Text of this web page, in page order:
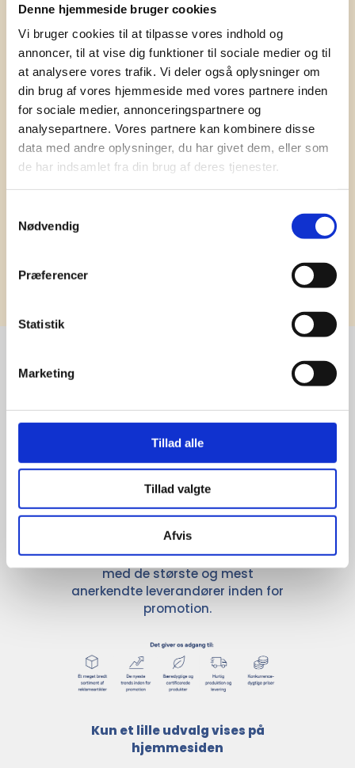
Denne hjemmeside bruger cookies
Vi bruger cookies til at tilpasse vores indhold og
annoncer, til at vise dig funktioner til sociale medier og til
at analysere vores trafik. Vi deler også oplysninger om
din brug af vores hjemmeside med vores partnere inden
for sociale medier, annonceringspartnere og
analysepartnere. Vores partnere kan kombinere disse
data med andre oplysninger, du har givet dem, eller som
de har indsamlet fra din brug af deres tjenester.
Nødvendig
Præferencer
Statistik
Marketing
Tillad alle
Tillad valgte
Afvis
Få vores nyhedsbrev med
information om tilbud, nye varer og
andet godt
Kæmpe udvalg i klassiske og nyskabende gaveidéer
til din virksomhed. Vi kan det der med firmagaver, og
har ydet god personlig service til en
konkurrencedygtig pris siden 1991.
leverandører
giver større
udvalg
For at sikre høj kvalitet og stor
leveringssikkerhed samarbejder vi
med de største og mest
anerkendte leverandører inden for
promotion.
Kun et lille udvalg vises på
hjemmesiden